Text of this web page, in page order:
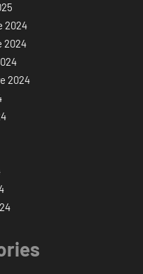
2024
2024
2024